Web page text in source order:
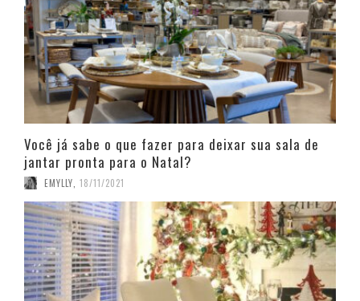
Você já sabe o que fazer para deixar sua sala de
jantar pronta para o Natal?
EMYLLY 18/11/2021